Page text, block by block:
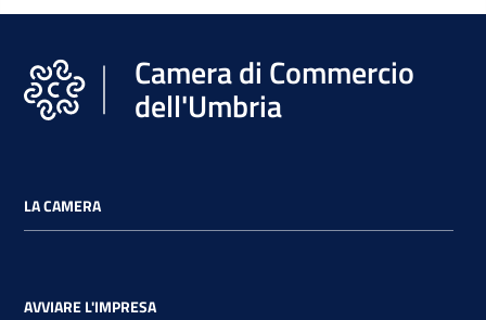
Camera di Commercio
dell'Umbria
LA CAMERA
AVVIARE L'IMPRESA